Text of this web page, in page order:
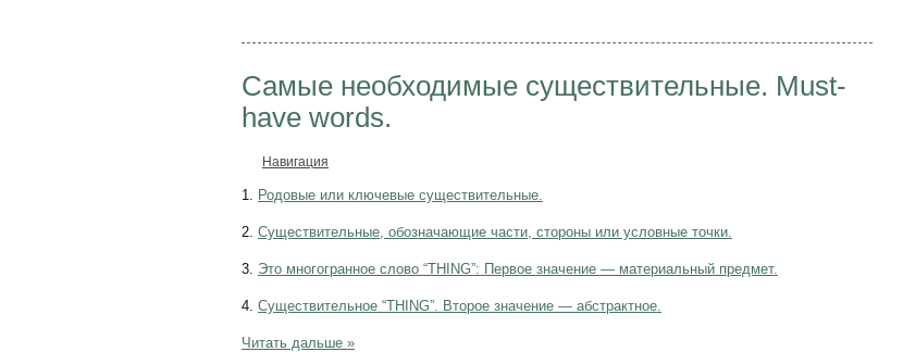
Самые необходимые существительные. Must-
have words.
Навигация
1. Родовые или ключевые существительные.
2. Существительные, обозначающие части, стороны или условные точки.
3. Это многогранное слово “THING”: Первое значение — материальный предмет.
4. Существительное “THING”. Второе значение — абстрактное.
Читать дальше »